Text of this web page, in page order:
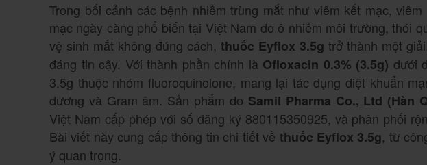
Trong bối cảnh các bệnh nhiễm trùng mắt như viêm kết mạc,
mạc ngày càng phổ biến tại Việt Nam do ô nhiễm môi trường, thói
vệ sinh mắt không đúng cách, thuốc Eyflox 3.5g trở thành một
đáng tin cậy. Với thành phần chính là Ofloxacin 0.3% (3.5g) dưới
3.5g thuộc nhóm fluoroquinolone, mang lại tác dụng diệt khuẩn
dương và Gram âm. Sản phẩm do Samil Pharma Co., Ltd (Hàn
Việt Nam cấp phép với số đăng ký 880115350925, và phân phối
Bài viết này cung cấp thông tin chi tiết về thuốc Eyflox 3.5g, từ
ý quan trọng.